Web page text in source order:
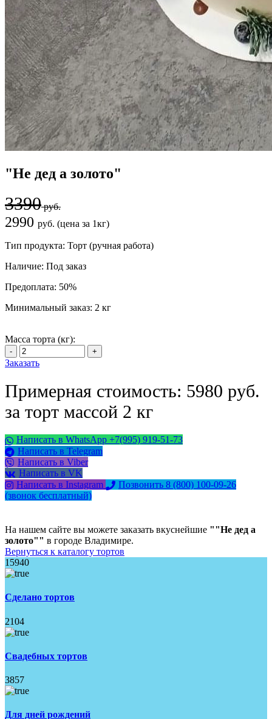
"Не дед а золото"
3390руб.
2990 руб. (цена за 1кг)
Тип продукта: Торт (ручная работа)
Наличие: Под заказ
Предоплата: 50%
Минимальный заказ: 2 кг
Масса торта (кг):
Заказать
Примерная стоимость: 5980 руб.
за торт массой 2 кг
Написать в WhatsApp +7(995) 919-51-73
Написать в Telegram
Написать в Viber
Написать в VK
Написать в Instagram
Позвонить 8 (800) 100-09-26
(звонок бесплатный)
На нашем сайте вы можете заказать вкуснейшие ""Не дед а
золото"" в городе Владимире.
Вернуться к каталогу тортов
15940
Сделано тортов
2104
Свадебных тортов
3857
Для дней рождений